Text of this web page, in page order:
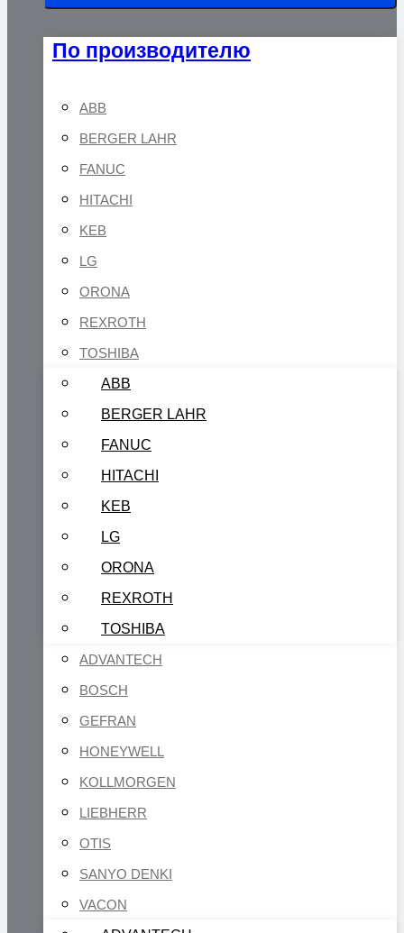
По производителю
ABB
BERGER LAHR
FANUC
HITACHI
KEB
LG
ORONA
REXROTH
TOSHIBA
ABB
BERGER LAHR
FANUC
HITACHI
KEB
LG
ORONA
REXROTH
TOSHIBA
ADVANTECH
BOSCH
GEFRAN
HONEYWELL
KOLLMORGEN
LIEBHERR
OTIS
SANYO DENKI
VACON